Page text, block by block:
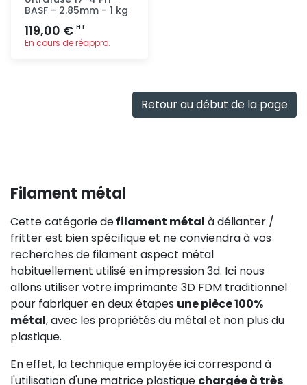
BASF - 2.85mm - 1 kg
119,00 € HT
En cours de réappro.
Retour au début de la page
Filament métal
Cette catégorie defilament métal à délianter /
fritter est bien spécifique et ne conviendra à vos
recherches de filament aspect métal
habituellement utilisé en impression 3d. Ici nous
allons utiliser votre imprimante 3D FDM traditionnel
pour fabriquer en deux étapes une pièce 100%
métal, avec les propriétés du métal et non plus du
plastique.
En effet, la technique employée ici correspond à
l'utilisation d'une matrice plastique chargée à très